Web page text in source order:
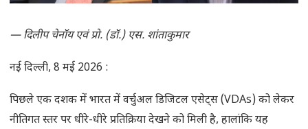
— दिलीप चेनॉय एवं प्रो. (डॉ.) एस. शांताकुमार
नई दिल्ली, 8 मई 2026 :
पिछले एक दशक में भारत में वर्चुअल डिजिटल एसेट्स (VDAs) को लेकर
नीतिगत स्तर पर धीरे-धीरे प्रतिक्रिया देखने को मिली है, हालांकि यह